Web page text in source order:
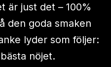
är just det – 100%
den goda smaken
lyder som följer:
nöjet.